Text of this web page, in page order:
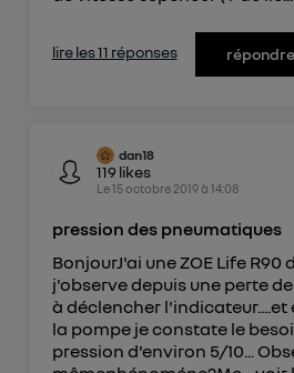
lire les 11 réponses répondre
dan18
119 likes
Le15 octobre 2019à 14:08
pression des pneumatiques
BonjourJ'ai une ZOE Life R90
j'observe depuis une perte
à déclencher
la pompe je constate le
pression d'environ 5/10...